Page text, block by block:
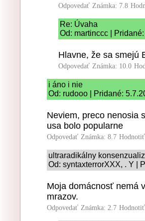
Odpovedať Známka: 7.8
Re: Úvaha
Od: martinccc |
Hlavne, že sa smejú
Odpovedať Známka: 10.0
i áno i nie
Od: rudooo | Pridané:
Neviem, preco nenosia
usa bolo popularne
Odpovedať Známka: 8.7
ultraradikálny
Od: syntaxterrorXXX, . Y |
Moja domácnosť nemá
mrazov.
Odpovedať Známka: 2.7